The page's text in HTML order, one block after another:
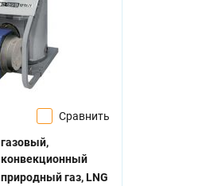
Сравнить
газовый,
конвекционный
природный газ, LNG